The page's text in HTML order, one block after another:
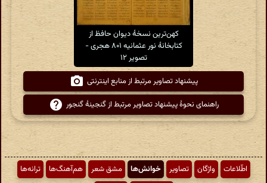
کهن‌ترین نسخهٔ دیوان حافظ از
کتابخانهٔ نور عثمانیه ۸۰۱ هجری -
تصویر ۱۲
پیشنهاد تصاویر مرتبط از منابع اینترنتی
راهنمای نحوهٔ پیشنهاد تصاویر مرتبط از گنجینهٔ گنجور
اطّلاعات واژگان تصاویر خوانش‌ها مشق شعر هم‌آهنگ‌ها
ترانه‌ها